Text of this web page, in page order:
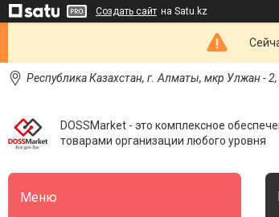
Создать сайт на Satu.kz
Республика Казахстан, г. Алматы, мкр Улжан -
DOSSMarket - это комплексное
товарами организации любого уровня